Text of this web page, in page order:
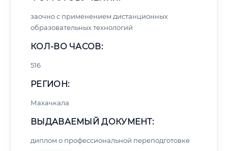
заочно с применением дистанционных
образовательных технологий
КОЛ-ВО ЧАСОВ:
516
РЕГИОН:
Махачкала
ВЫДАВАЕМЫЙ ДОКУМЕНТ:
диплом о профессиональной переподготовке